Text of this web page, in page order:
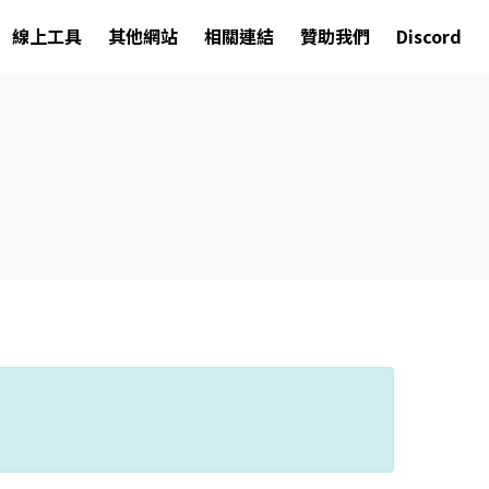
線上工具 其他網站 相關連結 贊助我們 Discord